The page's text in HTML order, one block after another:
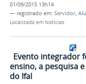
01/09/2015 13h14
— registrado em: Servidor,
Localizado em Notícias
Evento integrador
ensino, a pesquisa
do Ifal